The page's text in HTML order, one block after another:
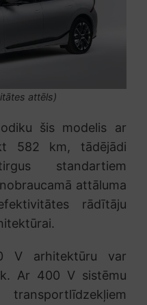
attēls)
šis modelis ar
582 km, tādējādi
standartiem
attāluma
rādītāju
V arhitektūru var
Ar 400 V sistēmu